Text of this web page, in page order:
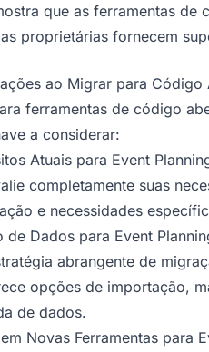
que as ferramentas
proprietárias fornecem
ao Migrar para Código
ferramentas de código
a considerar:
Atuais para Event
completamente suas
e necessidades
de Dados para Event
abrangente de
opções de importação,
de dados.
Novas Ferramentas para